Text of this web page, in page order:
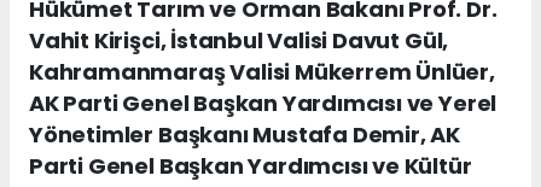
Hükümet Tarım ve Orman Bakanı Prof. Dr.
Vahit Kirişci, İstanbul Valisi Davut Gül,
Kahramanmaraş Valisi Mükerrem Ünlüer,
AK Parti Genel Başkan Yardımcısı ve Yerel
Yönetimler Başkanı Mustafa Demir, AK
Parti Genel Başkan Yardımcısı ve Kültür